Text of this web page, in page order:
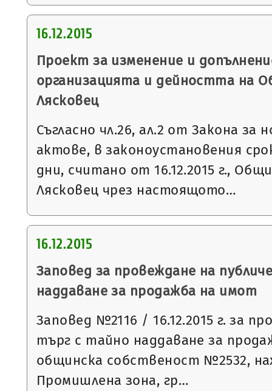
16.12.2015
Проект за изменение и
организацията и дейността на
Лясковец
Съгласно чл.26, ал.2 от Закона за
актове, в законоустановения
дни, считано от 16.12.2015 г.,
Лясковец чрез настоящото…
16.12.2015
Заповед за провеждане на
наддаване за продажба на имот
Заповед №2116 / 16.12.2015 г. за
търг с тайно наддаване за
общинска собственост №2532,
Промишлена зона, гр…